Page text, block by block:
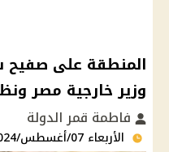
المنطقة على صفيح
وزير خارجية مصر
فاطمة قمر الدولة
الأربعاء 07/أغسطس/2024 - 02:41 م